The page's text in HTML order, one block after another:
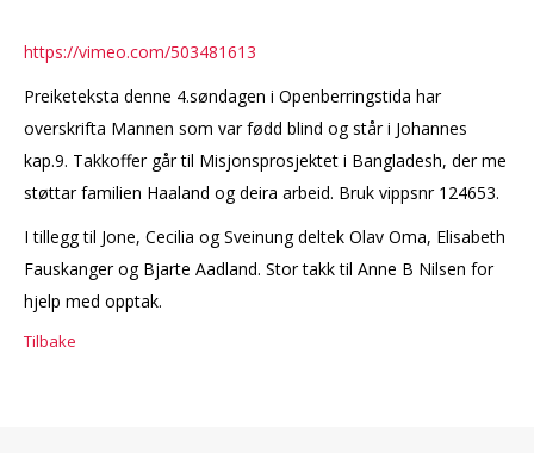
https://vimeo.com/503481613
Preiketeksta denne 4.søndagen i Openberringstida har
overskrifta Mannen som var fødd blind og står i Johannes
kap.9. Takkoffer går til Misjonsprosjektet i Bangladesh, der me
støttar familien Haaland og deira arbeid. Bruk vippsnr 124653.
I tillegg til Jone, Cecilia og Sveinung deltek Olav Oma, Elisabeth
Fauskanger og Bjarte Aadland. Stor takk til Anne B Nilsen for
hjelp med opptak.
Tilbake